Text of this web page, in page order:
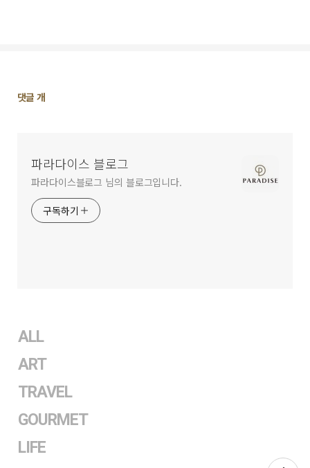
댓
댓글개
파라다이스 블로그
파라다이스블로그 님의 블로그입니다.
구독하기
ALL
ART
TRAVEL
GOURMET
LIFE